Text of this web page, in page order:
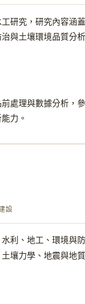
研究，研究內容涵
與土壤環境品質分
處理與數據分析，
力。
設
利、地工、環境與
土壤力學、地震與地